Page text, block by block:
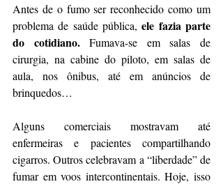
Antes de o fumo ser reconhecido como um
problema de saúde pública, ele fazia parte
do cotidiano. Fumava-se em salas de
cirurgia, na cabine do piloto, em salas de
aula, nos ônibus, até em anúncios de
brinquedos…
Alguns comerciais mostravam até
enfermeiras e pacientes compartilhando
cigarros. Outros celebravam a “liberdade” de
fumar em voos intercontinentais. Hoje, isso